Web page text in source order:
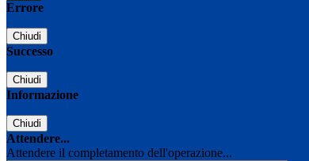
Errore
Chiudi
Successo
Chiudi
Informazione
Chiudi
Attendere...
Attendere il completamento dell'operazione...